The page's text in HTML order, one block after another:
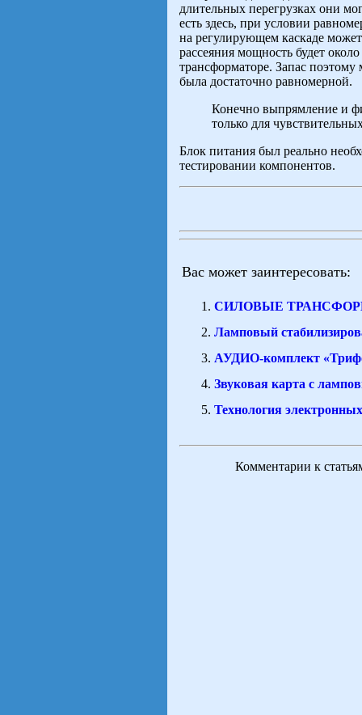
длительных перегрузках они
есть здесь, при условии
на регулирующем каскаде
рассеяния мощность будет
трансформаторе. Запас
была достаточно равномерной.
Конечно выпрямление и
только для
Блок питания был реально
тестировании компонентов.
Вас может заинтересовать:
СИЛОВЫЕ
Ламповый
АУДИО-комплект
Звуковая карта с
Технология
Комментарии к